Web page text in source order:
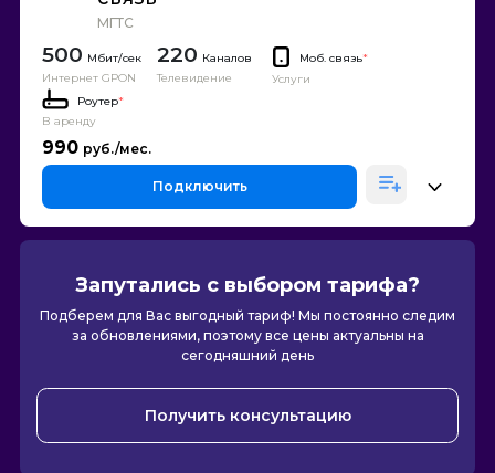
МГТС
500
Интернет GPON
220 Каналов
Телевидение
Моб. связь*
Услуги
Роутер*
В аренду
990
Подключить
Запутались с выбором тарифа?
Подберем для Вас выгодный тариф! Мы постоянно следим
за обновлениями, поэтому все цены актуальны на
сегодняшний день
Получить консультацию